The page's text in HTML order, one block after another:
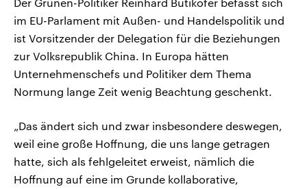
im EU-Parlament mit Außen- und Handelspolitik und
ist Vorsitzender der Delegation für die Beziehungen
zur Volksrepublik China. In Europa hätten
Unternehmenschefs und Politiker dem Thema
Normung lange Zeit wenig Beachtung geschenkt.
„Das ändert sich und zwar insbesondere deswegen,
weil eine große Hoffnung, die uns lange getragen
hatte, sich als fehlgeleitet erweist, nämlich die
Hoffnung auf eine im Grunde kollaborative,